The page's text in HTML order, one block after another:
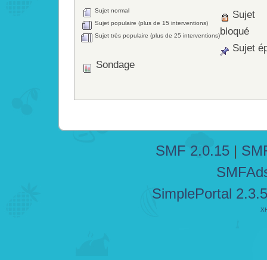
Sujet normal
Sujet populaire (plus de 15 interventions)
Sujet très populaire (plus de 25 interventions)
Sujet
bloqué
Sujet
Sondage
SMF 2.0.15 |
SimplePortal